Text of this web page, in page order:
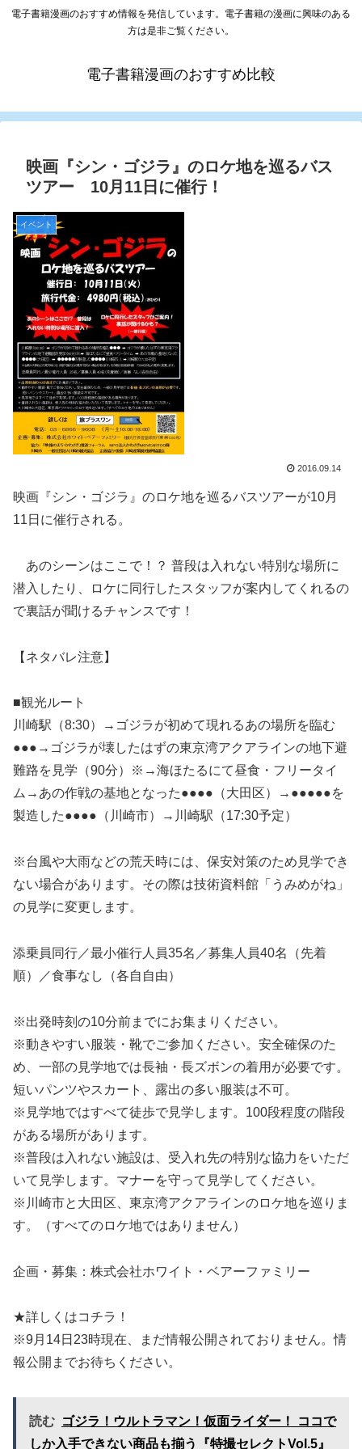
電子書籍漫画のおすすめ情報を発信しています。電子書籍の漫画に興味のある
方は是非ご覧ください。
電子書籍漫画のおすすめ比較
映画『シン・ゴジラ』のロケ地を巡るバス
ツアー 10月11日に催行！
イベント
2016.09.14
映画『シン・ゴジラ』のロケ地を巡るバスツアーが10月
11日に催行される。
あのシーンはここで！？ 普段は入れない特別な場所に
潜入したり、ロケに同行したスタッフが案内してくれるの
で裏話が聞けるチャンスです！
【ネタバレ注意】
■観光ルート
川崎駅（8:30）→ゴジラが初めて現れるあの場所を臨む
●●●→ゴジラが壊したはずの東京湾アクアラインの地下避
難路を見学（90分）※→海ほたるにて昼食・フリータイ
ム→あの作戦の基地となった●●●●（大田区）→●●●●●を
製造した●●●●（川崎市）→川崎駅（17:30予定）
※台風や大雨などの荒天時には、保安対策のため見学でき
ない場合があります。その際は技術資料館「うみめがね」
の見学に変更します。
添乗員同行／最小催行人員35名／募集人員40名（先着
順）／食事なし（各自自由）
※出発時刻の10分前までにお集まりください。
※動きやすい服装・靴でご参加ください。安全確保のた
め、一部の見学地では長袖・長ズボンの着用が必要です。
短いパンツやスカート、露出の多い服装は不可。
※見学地ではすべて徒歩で見学します。100段程度の階段
がある場所があります。
※普段は入れない施設は、受入れ先の特別な協力をいただ
いて見学します。マナーを守って見学してください。
※川崎市と大田区、東京湾アクアラインのロケ地を巡りま
す。（すべてのロケ地ではありません）
企画・募集：株式会社ホワイト・ベアーファミリー
★詳しくはコチラ！
※9月14日23時現在、まだ情報公開されておりません。情
報公開までお待ちください。
読む ゴジラ！ウルトラマン！仮面ライダー！ ココで
しか入手できない商品も揃う『特撮セレクトVol.5』